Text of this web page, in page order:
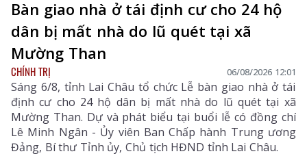
Bàn giao nhà ở tái định cư cho 24 hộ
dân bị mất nhà do lũ quét tại xã
Mường Than
CHÍNH TRỊ 06/08/2026 12:01
Sáng 6/8, tỉnh Lai Châu tổ chức Lễ bàn giao nhà ở tái
định cư cho 24 hộ dân bị mất nhà do lũ quét tại xã
Mường Than. Dự và phát biểu tại buổi lễ có đồng chí
Lê Minh Ngân - Ủy viên Ban Chấp hành Trung ương
Đảng, Bí thư Tỉnh ủy, Chủ tịch HĐND tỉnh Lai Châu.